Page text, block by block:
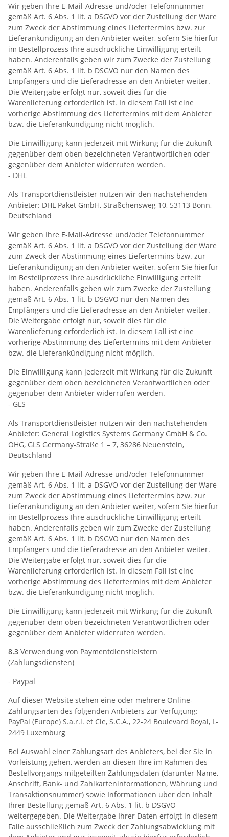
Wir geben Ihre E-Mail-Adresse und/oder Telefonnummer
gemäß Art. 6 Abs. 1 lit. a DSGVO vor der Zustellung der Ware
zum Zweck der Abstimmung eines Liefertermins bzw. zur
Lieferankündigung an den Anbieter weiter, sofern Sie hierfür
im Bestellprozess Ihre ausdrückliche Einwilligung erteilt
haben. Anderenfalls geben wir zum Zwecke der Zustellung
gemäß Art. 6 Abs. 1 lit. b DSGVO nur den Namen des
Empfängers und die Lieferadresse an den Anbieter weiter.
Die Weitergabe erfolgt nur, soweit dies für die
Warenlieferung erforderlich ist. In diesem Fall ist eine
vorherige Abstimmung des Liefertermins mit dem Anbieter
bzw. die Lieferankündigung nicht möglich.
Die Einwilligung kann jederzeit mit Wirkung für die Zukunft
gegenüber dem oben bezeichneten Verantwortlichen oder
gegenüber dem Anbieter widerrufen werden.
- DHL
Als Transportdienstleister nutzen wir den nachstehenden
Anbieter: DHL Paket GmbH, Sträßchensweg 10, 53113 Bonn,
Deutschland
Wir geben Ihre E-Mail-Adresse und/oder Telefonnummer
gemäß Art. 6 Abs. 1 lit. a DSGVO vor der Zustellung der Ware
zum Zweck der Abstimmung eines Liefertermins bzw. zur
Lieferankündigung an den Anbieter weiter, sofern Sie hierfür
im Bestellprozess Ihre ausdrückliche Einwilligung erteilt
haben. Anderenfalls geben wir zum Zwecke der Zustellung
gemäß Art. 6 Abs. 1 lit. b DSGVO nur den Namen des
Empfängers und die Lieferadresse an den Anbieter weiter.
Die Weitergabe erfolgt nur, soweit dies für die
Warenlieferung erforderlich ist. In diesem Fall ist eine
vorherige Abstimmung des Liefertermins mit dem Anbieter
bzw. die Lieferankündigung nicht möglich.
Die Einwilligung kann jederzeit mit Wirkung für die Zukunft
gegenüber dem oben bezeichneten Verantwortlichen oder
gegenüber dem Anbieter widerrufen werden.
- GLS
Als Transportdienstleister nutzen wir den nachstehenden
Anbieter: General Logistics Systems Germany GmbH & Co.
OHG, GLS Germany-Straße 1 – 7, 36286 Neuenstein,
Deutschland
Wir geben Ihre E-Mail-Adresse und/oder Telefonnummer
gemäß Art. 6 Abs. 1 lit. a DSGVO vor der Zustellung der Ware
zum Zweck der Abstimmung eines Liefertermins bzw. zur
Lieferankündigung an den Anbieter weiter, sofern Sie hierfür
im Bestellprozess Ihre ausdrückliche Einwilligung erteilt
haben. Anderenfalls geben wir zum Zwecke der Zustellung
gemäß Art. 6 Abs. 1 lit. b DSGVO nur den Namen des
Empfängers und die Lieferadresse an den Anbieter weiter.
Die Weitergabe erfolgt nur, soweit dies für die
Warenlieferung erforderlich ist. In diesem Fall ist eine
vorherige Abstimmung des Liefertermins mit dem Anbieter
bzw. die Lieferankündigung nicht möglich.
Die Einwilligung kann jederzeit mit Wirkung für die Zukunft
gegenüber dem oben bezeichneten Verantwortlichen oder
gegenüber dem Anbieter widerrufen werden.
8.3 Verwendung von Paymentdienstleistern
(Zahlungsdiensten)
- Paypal
Auf dieser Website stehen eine oder mehrere Online-
Zahlungsarten des folgenden Anbieters zur Verfügung:
PayPal (Europe) S.a.r.l. et Cie, S.C.A., 22-24 Boulevard Royal, L-
2449 Luxemburg
Bei Auswahl einer Zahlungsart des Anbieters, bei der Sie in
Vorleistung gehen, werden an diesen Ihre im Rahmen des
Bestellvorgangs mitgeteilten Zahlungsdaten (darunter Name,
Anschrift, Bank- und Zahlkarteninformationen, Währung und
Transaktionsnummer) sowie Informationen über den Inhalt
Ihrer Bestellung gemäß Art. 6 Abs. 1 lit. b DSGVO
weitergegeben. Die Weitergabe Ihrer Daten erfolgt in diesem
Falle ausschließlich zum Zweck der Zahlungsabwicklung mit